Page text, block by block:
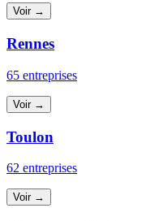
Voir →
Rennes
65 entreprises
Voir →
Toulon
62 entreprises
Voir →